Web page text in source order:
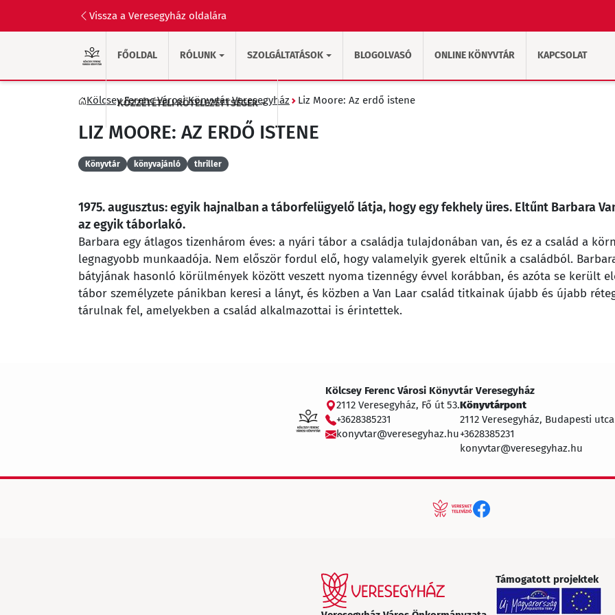
Vissza a Veresegyház oldalára
FŐOLDAL RÓLUNK SZOLGÁLTATÁSOK BLOGOLVASÓ ONLINE KÖNYVTÁR KAPCSOLAT
KÖZZÉTÉTELI KÖTELEZETTSÉGEK
Kölcsey Ferenc Városi Könyvtár Veresegyház Liz Moore: Az erdő istene
LIZ MOORE: AZ ERDŐ ISTENE
Könyvtár könyvajánló thriller
1975. augusztus: egyik hajnalban a táborfelügyelő látja, hogy egy fekhely üres. Eltűnt Barbara
az egyik táborlakó.
Barbara egy átlagos tizenhárom éves: a nyári tábor a családja tulajdonában van, és ez a család a
legnagyobb munkaadója. Nem először fordul elő, hogy valamelyik gyerek eltűnik a családból.
bátyjának hasonló körülmények között veszett nyoma tizennégy évvel korábban, és azóta se került
tábor személyzete pánikban keresi a lányt, és közben a Van Laar család titkainak újabb és újabb
tárulnak fel, amelyekben a család alkalmazottai is érintettek.
Kölcsey Ferenc Városi Könyvtár Veresegyház
2112 Veresegyház, Fő út 53.
+3628385231
konyvtar@veresegyhaz.hu
Könyvtárpont
2112 Veresegyház, Budapesti
+3628385231
konyvtar@veresegyhaz.hu
Támogatott projektek